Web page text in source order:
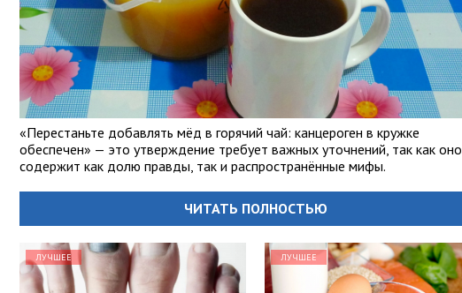
«Перестаньте добавлять мёд в горячий чай: канцероген в кружке
обеспечен» — это утверждение требует важных уточнений, так как оно
содержит как долю правды, так и распространённые мифы.
ЧИТАТЬ ПОЛНОСТЬЮ
ЛУЧШЕЕ ЛУЧШЕЕ